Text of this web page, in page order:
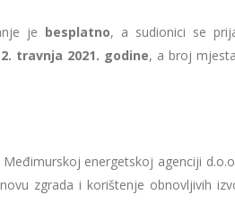
je besplatno, a sudionici se
travnja 2021. godine, a broj
energetskoj agenciji
zgrada i korištenje obnovljivih